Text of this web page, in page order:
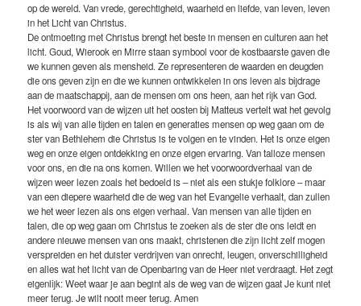
op de wereld. Van vrede, gerechtigheid, waarheid en liefde, van leven, leven
in het Licht van Christus.
De ontmoeting met Christus brengt het beste in mensen en culturen aan het
licht. Goud, Wierook en Mirre staan symbool voor de kostbaarste gaven die
we kunnen geven als mensheid. Ze representeren de waarden en deugden
die ons geven zijn en die we kunnen ontwikkelen in ons leven als bijdrage
aan de maatschappij, aan de mensen om ons heen, aan het rijk van God.
Het voorwoord van de wijzen uit het oosten bij Matteus vertelt wat het gevolg
is als wij van alle tijden en talen en generaties mensen op weg gaan om de
ster van Bethlehem die Christus is te volgen en te vinden. Het is onze eigen
weg en onze eigen ontdekking en onze eigen ervaring. Van talloze mensen
voor ons, en die na ons komen. Willen we het voorwoordverhaal van de
wijzen weer lezen zoals het bedoeld is – niet als een stukje folklore – maar
van een diepere waarheid die de weg van het Evangelie verhaalt, dan zullen
we het weer lezen als ons eigen verhaal. Van mensen van alle tijden en
talen, die op weg gaan om Christus te zoeken als de ster die ons leidt en
andere nieuwe mensen van ons maakt, christenen die zijn licht zelf mogen
verspreiden en het duister verdrijven van onrecht, leugen, onverschilligheid
en alles wat het licht van de Openbaring van de Heer niet verdraagt. Het zegt
eigenlijk: Weet waar je aan begint als de weg van de wijzen gaat Je kunt niet
meer terug. Je wilt nooit meer terug. Amen